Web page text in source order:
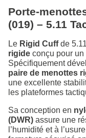
Porte-
(019) – 5.11
Le Rigid Cuffde
rigide conçu pour
Spécifiquement
paire de menottes
une excellente
les plateformes
Sa conception en
(DWR) assure une
l’humidité et à